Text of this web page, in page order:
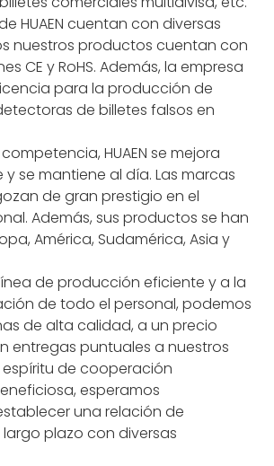
HUAEN cuentan con diversas
nuestros productos cuentan con
CE y RoHS. Además, la empresa
para la producción de
de billetes falsos en
HUAEN se mejora
se mantiene al día. Las marcas
gozan de gran prestigio en el
Además, sus productos se han
América, Sudamérica, Asia y
de producción eficiente y a la
de todo el personal, podemos
de alta calidad, a un precio
entregas puntuales a nuestros
espíritu de cooperación
esperamos
una relación de
plazo con diversas